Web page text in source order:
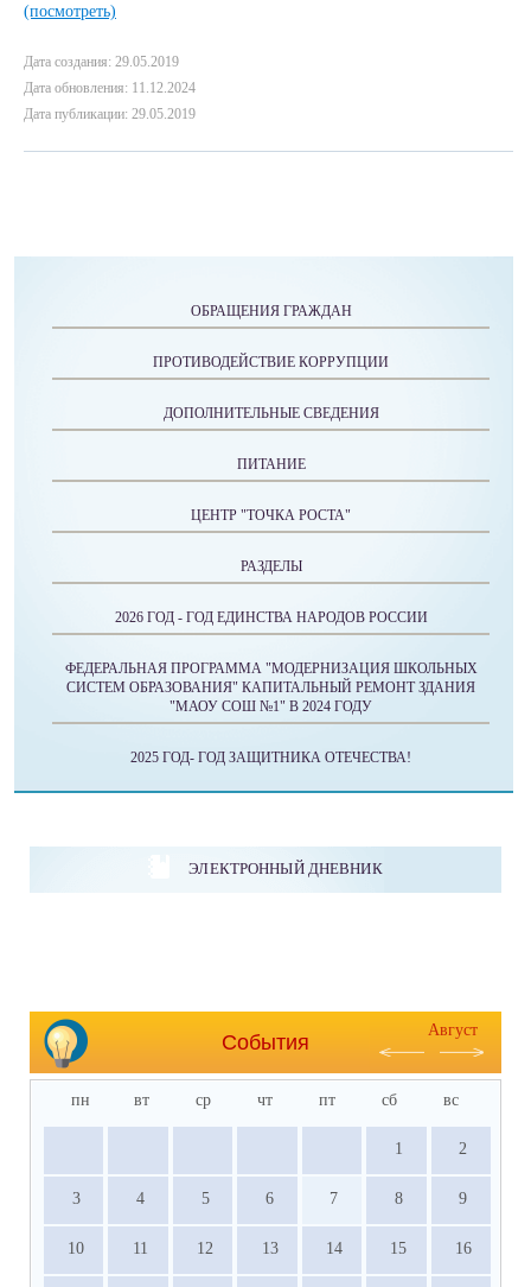
(посмотреть)
Дата создания: 29.05.2019
Дата обновления: 11.12.2024
Дата публикации: 29.05.2019
ОБРАЩЕНИЯ ГРАЖДАН
ПРОТИВОДЕЙСТВИЕ КОРРУПЦИИ
ДОПОЛНИТЕЛЬНЫЕ СВЕДЕНИЯ
ПИТАНИЕ
ЦЕНТР "ТОЧКА РОСТА"
РАЗДЕЛЫ
2026 ГОД - ГОД ЕДИНСТВА НАРОДОВ РОССИИ
ФЕДЕРАЛЬНАЯ ПРОГРАММА "МОДЕРНИЗАЦИЯ ШКОЛЬНЫХ
СИСТЕМ ОБРАЗОВАНИЯ" КАПИТАЛЬНЫЙ РЕМОНТ ЗДАНИЯ
"МАОУ СОШ №1" В 2024 ГОДУ
2025 ГОД- ГОД ЗАЩИТНИКА ОТЕЧЕСТВА!
ЭЛЕКТРОННЫЙ ДНЕВНИК
События
Август
пн вт ср чт пт сб вс
1 2
3 4 5 6 7 8 9
10 11 12 13 14 15 16